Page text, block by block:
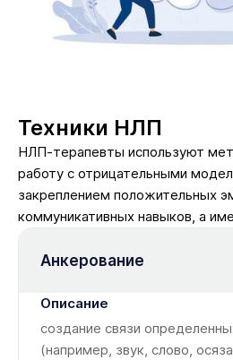
Техники НЛП
НЛП-терапевты используют
работу с отрицательными
закреплением положительных
коммуникативных навыков, а
Анкерование
создание связи
(например, звук, слово,